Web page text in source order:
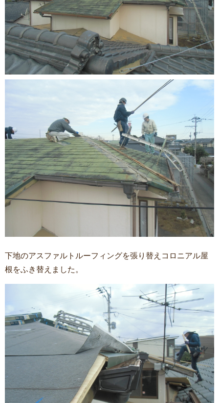
下地のアスファルトルーフィングを張り替えコロニアル屋
根をふき替えました。